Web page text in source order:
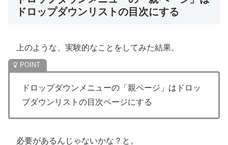
ドロップダウンリストの目次にする
上のような、実験的なことをしてみた結果。
ドロップダウンメニューの「親ページ」はドロッ
プダウンリストの目次ページにする
必要があるんじゃないかな？と。